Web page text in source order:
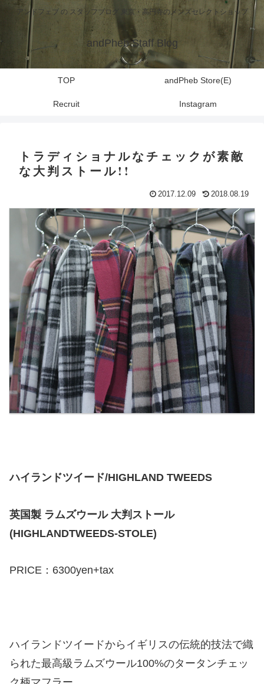
アンドフェブ の スタッフブログ 東京・高円寺のメンズセレクトショップ
andPheb Staff Blog
TOP andPheb Store(E)
Recruit Instagram
トラディショナルなチェックが素敵
な大判ストール!!
2017.12.09 2018.08.19
ハイランドツイード/HIGHLAND TWEEDS
英国製 ラムズウール 大判ストール
(HIGHLANDTWEEDS-STOLE)
PRICE：6300yen+tax
ハイランドツイードからイギリスの伝統的技法で織
られた最高級ラムズウール100%のタータンチェッ